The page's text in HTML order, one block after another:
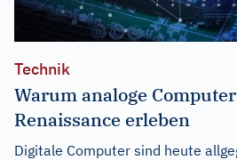
Technik
Warum analoge
Renaissance erleben
Digitale Computer sind heute